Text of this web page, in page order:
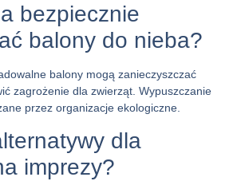
bezpiecznie
balony do nieba?
balony mogą zanieczyszczać
zagrożenie dla zwierząt. Wypuszczanie
przez organizacje ekologiczne.
dla
imprezy?